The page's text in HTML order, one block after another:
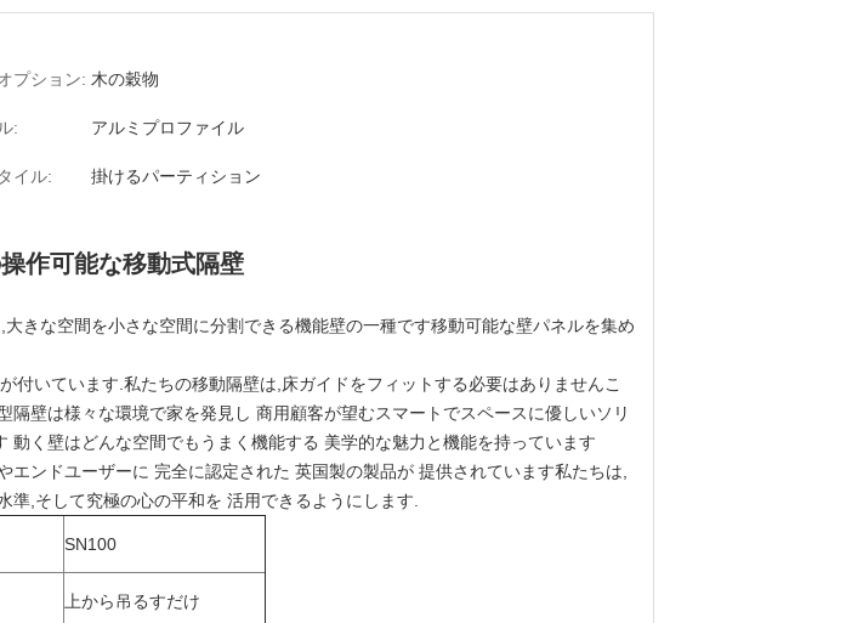
プション: 木の穀物
: アルミプロファイル
イル: 掛けるパーティション
作可能な移動式隔壁
きな空間を小さな空間に分割できる機能壁の一種です移動可能な壁パネルを集め
いています.私たちの移動隔壁は,床ガイドをフィットする必要はありませんこ
壁は様々な環境で家を発見し 商用顧客が望むスマートでスペースに優しいソリ
く壁はどんな空間でもうまく機能する 美学的な魅力と機能を持っています
ンドユーザーに 完全に認定された 英国製の製品が 提供されています私たちは,
,そして究極の心の平和を 活用できるようにします.
SN100
上から吊るすだけ